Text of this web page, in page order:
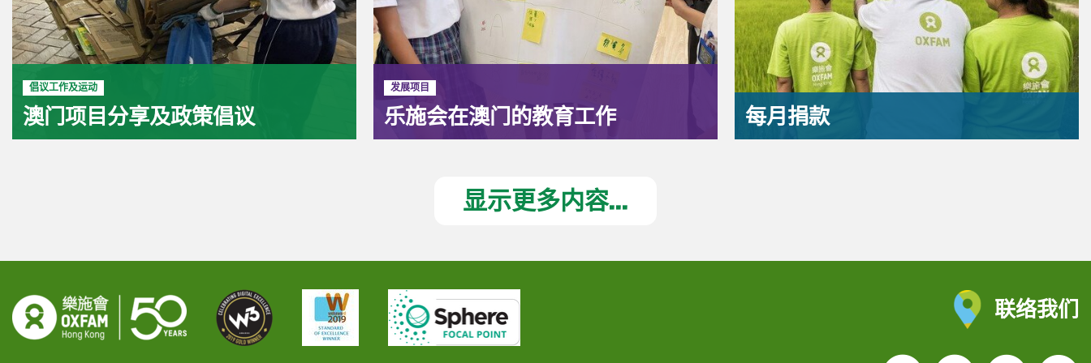
倡议工作及运动
澳门项目分享及政策倡议
发展项目
乐施会在澳门的教育工作 每月捐款
显示更多内容...
联络我们